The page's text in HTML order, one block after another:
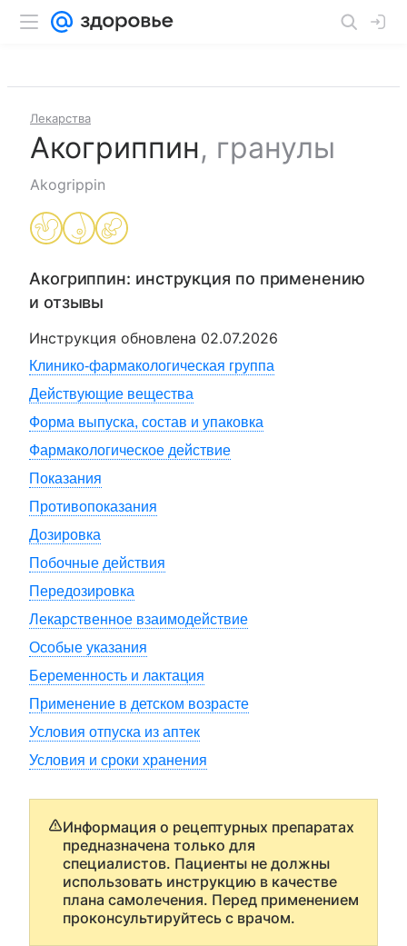
Лекарства
Акогриппин, гранулы
Akogrippin
Акогриппин: инструкция по применению
и отзывы
Инструкция обновлена 02.07.2026
Клинико-фармакологическая группа
Действующие вещества
Форма выпуска, состав и упаковка
Фармакологическое действие
Показания
Противопоказания
Дозировка
Побочные действия
Передозировка
Лекарственное взаимодействие
Особые указания
Беременность и лактация
Применение в детском возрасте
Условия отпуска из аптек
Условия и сроки хранения
Информация о рецептурных препаратах
предназначена только для
специалистов. Пациенты не должны
использовать инструкцию в качестве
плана самолечения. Перед применением
проконсультируйтесь с врачом.